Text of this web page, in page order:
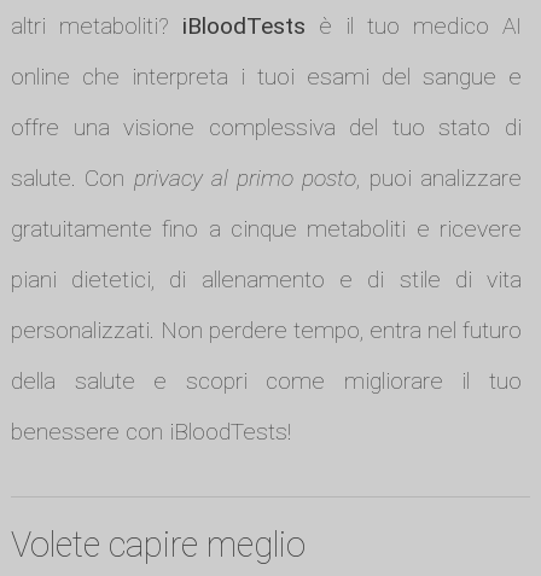
altri metaboliti? iBloodTests è il tuo medico AI
online che interpreta i tuoi esami del sangue e
offre una visione complessiva del tuo stato di
salute. Con privacy al primo posto, puoi analizzare
gratuitamente fino a cinque metaboliti e ricevere
piani dietetici, di allenamento e di stile di vita
personalizzati. Non perdere tempo, entra nel futuro
della salute e scopri come migliorare il tuo
benessere con iBloodTests!
Volete capire meglio